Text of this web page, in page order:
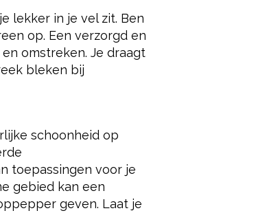
lekker in je vel zit. Ben
op. Een verzorgd en
omstreken. Je draagt
bleken bij
schoonheid op
toepassingen voor je
gebied kan een
geven. Laat je